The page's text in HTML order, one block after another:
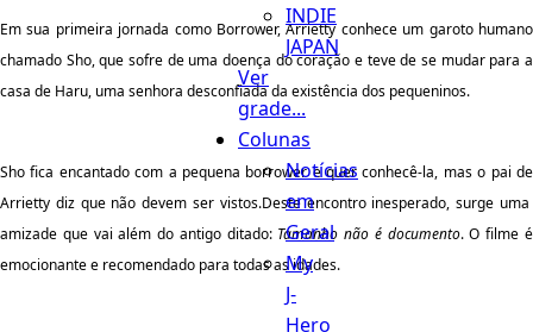
INDIE
JAPAN
Ver
grade...
Colunas
Notícias
em
Geral
My
J-
Hero
Em sua primeira jornada como Borrower, Arrietty conhece um garoto humano
chamado Sho, que sofre de uma doença do coração e teve de se mudar para a
casa de Haru, uma senhora desconfiada da existência dos pequeninos.
Sho fica encantado com a pequena borrower e quer conhecê-la, mas o pai de
Arrietty diz que não devem ser vistos.Deste encontro inesperado, surge uma
amizade que vai além do antigo ditado: Tamanho não é documento. O filme é
emocionante e recomendado para todas as idades.